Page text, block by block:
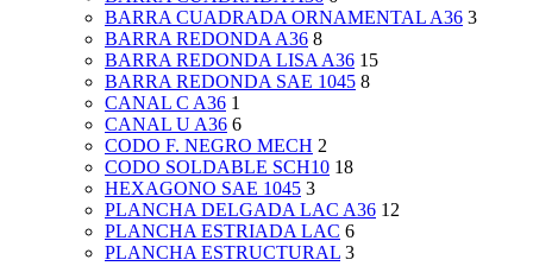
BARRA CUADRADA ORNAMENTAL A36 3
BARRA REDONDA A36 8
BARRA REDONDA LISA A36 15
BARRA REDONDA SAE 1045 8
CANAL C A36 1
CANAL U A36 6
CODO F. NEGRO MECH 2
CODO SOLDABLE SCH10 18
HEXAGONO SAE 1045 3
PLANCHA DELGADA LAC A36 12
PLANCHA ESTRIADA LAC 6
PLANCHA ESTRUCTURAL 3